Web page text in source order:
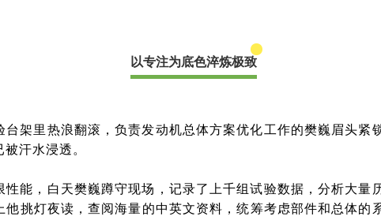
以专注为底色淬炼极致
台架里热浪翻滚，负责发动机总体方案优化工作的樊巍眉头紧
汗水浸透。
能， 白天樊巍蹲守现场，记录了上千组试验数据，分析大量
他挑灯夜读，查阅海量的中英文资料，统筹考虑部件和总体的